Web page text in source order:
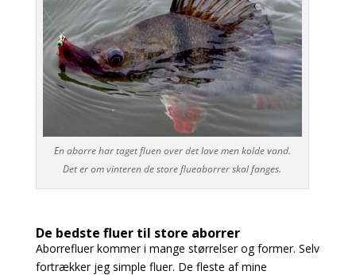
En aborre har taget fluen over det lave men kolde vand.
Det er om vinteren de store flueaborrer skal fanges.
De bedste fluer til store aborrer
Aborrefluer kommer i mange størrelser og former. Selv
fortrækker jeg simple fluer. De fleste af mine